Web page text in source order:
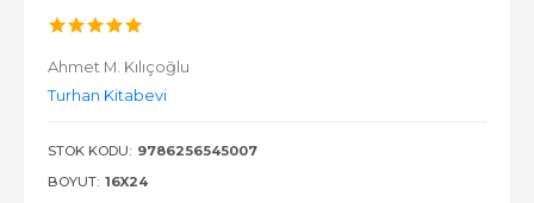
Ahmet M. Kılıçoğlu
Turhan Kitabevi
STOK KODU: 9786256545007
BOYUT: 16X24